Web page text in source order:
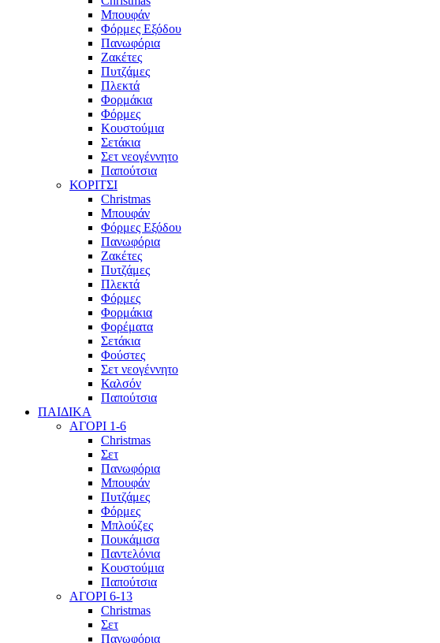
Μπουφάν
Φόρμες Εξόδου
Πανωφόρια
Ζακέτες
Πυτζάμες
Πλεκτά
Φορμάκια
Φόρμες
Κουστούμια
Σετάκια
Σετ νεογέννητο
Παπούτσια
ΚΟΡΙΤΣΙ
Christmas
Μπουφάν
Φόρμες Εξόδου
Πανωφόρια
Ζακέτες
Πυτζάμες
Πλεκτά
Φόρμες
Φορμάκια
Φορέματα
Σετάκια
Φούστες
Σετ νεογέννητο
Καλσόν
Παπούτσια
ΠΑΙΔΙΚΑ
ΑΓΟΡΙ 1-6
Christmas
Σετ
Πανωφόρια
Μπουφάν
Πυτζάμες
Φόρμες
Μπλούζες
Πουκάμισα
Παντελόνια
Κουστούμια
Παπούτσια
ΑΓΟΡΙ 6-13
Christmas
Σετ
Πανωφόρια